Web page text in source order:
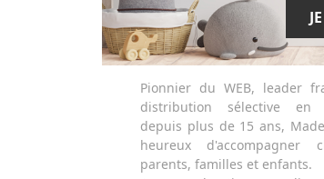
Pionnier du WEB, leader
distribution sélective en
depuis plus de 15 ans,
heureux d'accompagner
parents, familles et enfants.